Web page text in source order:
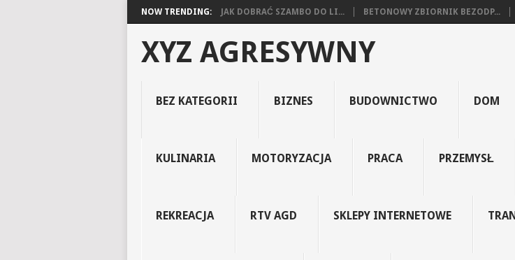
NOW TRENDING: JAK DOBRAĆ SZAMBO DO LI... BETONOWY ZBIORNIK BEZODP...
XYZ AGRESYWNY
BEZ KATEGORII BIZNES BUDOWNICTWO DOM
KULINARIA MOTORYZACJA PRACA PRZEMYSŁ
REKREACJA RTV AGD SKLEPY INTERNETOWE